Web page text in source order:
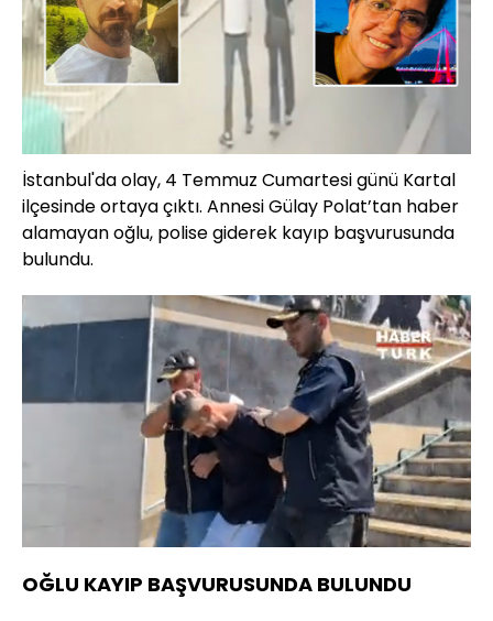
İstanbul'da olay, 4 Temmuz Cumartesi günü Kartal
ilçesinde ortaya çıktı. Annesi Gülay Polat’tan haber
alamayan oğlu, polise giderek kayıp başvurusunda
bulundu.
Aç
Yüklendi
100.00%
Oynatma
Hızı
OĞLU KAYIP BAŞVURUSUNDA BULUNDU